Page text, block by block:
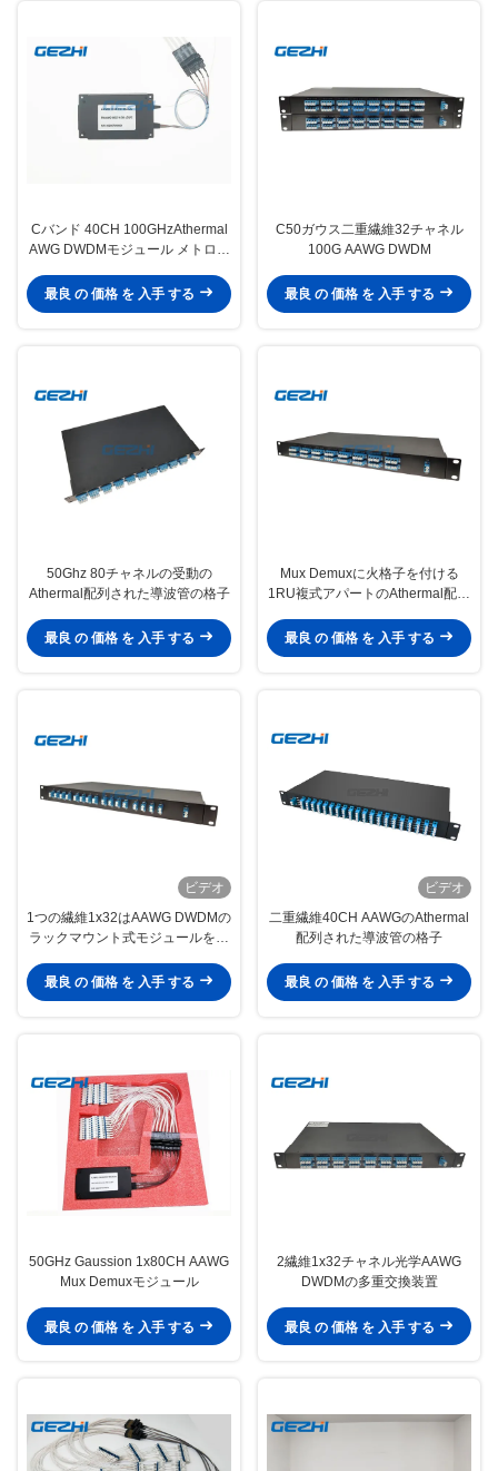
Cバンド 40CH 100GHzAthermal
AWG DWDMモジュール メトロと
WDM送信
最良 の 価格 を 入手 する
C50ガウス二重繊維32チャネル
100G AAWG DWDM
最良 の 価格 を 入手 する
50Ghz 80チャネルの受動の
Athermal配列された導波管の格子
最良 の 価格 を 入手 する
Mux Demuxに火格子を付ける
1RU複式アパートのAthermal配列
最良 の 価格 を 入手 する
ビデオ
1つの繊維1x32はAAWG DWDMの
ラックマウント式モジュールを運
最良 の 価格 を 入手 する
ビデオ
二重繊維40CH AAWGのAthermal
配列された導波管の格子
最良 の 価格 を 入手 する
50GHz Gaussion 1x80CH AAWG
Mux Demuxモジュール
最良 の 価格 を 入手 する
2繊維1x32チャネル光学AAWG
DWDMの多重交換装置
最良 の 価格 を 入手 する